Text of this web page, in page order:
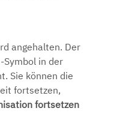
angehalten. Der
Symbol in der
Sie können die
fortsetzen,
fortsetzen